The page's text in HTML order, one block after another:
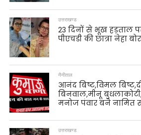
उत्तराखण्ड
23 दिनों से भूख हड़ताल
पीएचडी की छात्रा नेहा
नैनीताल
आनंद बिष्ट,विमल
बिनवाल,मीनू
मनोज पंवार बने नामित
उत्तराखण्ड